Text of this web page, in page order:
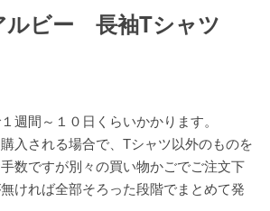
ルビー 長袖Tシャツ
週間～１０日くらいかかります。
購入される場合で、Tシャツ以外のものを
数ですが別々の買い物かごでご注文下
ければ全部そろった段階でまとめて発